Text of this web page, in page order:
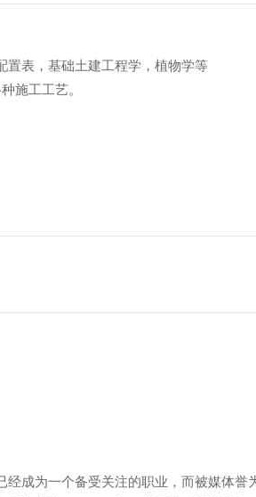
置表，基础土建工程学，植物学等
施工工艺。
成为一个备受关注的职业，而被媒体